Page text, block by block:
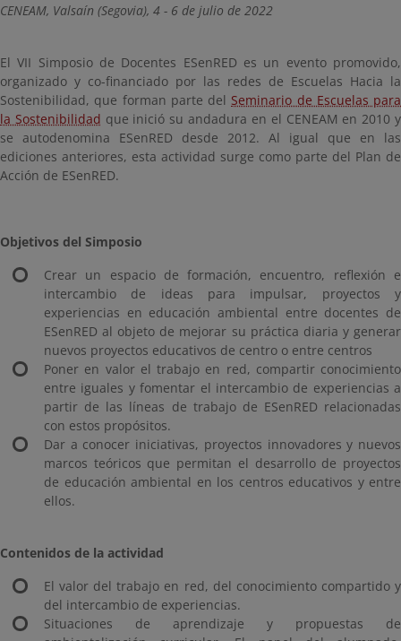
CENEAM, Valsaín (Segovia), 4 - 6 de julio de 2022
El VII Simposio de Docentes ESenRED es un evento promovido,
organizado y co-financiado por las redes de Escuelas Hacia la
Sostenibilidad, que forman parte del Seminario de Escuelas para
la Sostenibilidad que inició su andadura en el CENEAM en 2010 y
se autodenomina ESenRED desde 2012. Al igual que en las
ediciones anteriores, esta actividad surge como parte del Plan de
Acción de ESenRED.
Objetivos del Simposio
Crear un espacio de formación, encuentro, reflexión e
intercambio de ideas para impulsar, proyectos y
experiencias en educación ambiental entre docentes de
ESenRED al objeto de mejorar su práctica diaria y generar
nuevos proyectos educativos de centro o entre centros
Poner en valor el trabajo en red, compartir conocimiento
entre iguales y fomentar el intercambio de experiencias a
partir de las líneas de trabajo de ESenRED relacionadas
con estos propósitos.
Dar a conocer iniciativas, proyectos innovadores y nuevos
marcos teóricos que permitan el desarrollo de proyectos
de educación ambiental en los centros educativos y entre
ellos.
Contenidos de la actividad
El valor del trabajo en red, del conocimiento compartido y
del intercambio de experiencias.
Situaciones de aprendizaje y propuestas de